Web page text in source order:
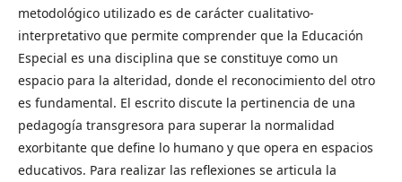
metodológico utilizado es de carácter cualitativo-
interpretativo que permite comprender que la Educación
Especial es una disciplina que se constituye como un
espacio para la alteridad, donde el reconocimiento del otro
es fundamental. El escrito discute la pertinencia de una
pedagogía transgresora para superar la normalidad
exorbitante que define lo humano y que opera en espacios
educativos. Para realizar las reflexiones se articula la